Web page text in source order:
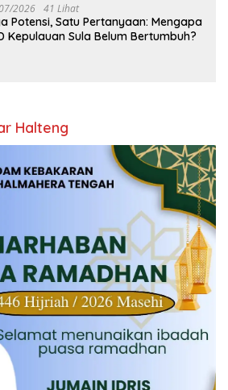
2026 41 Lihat
Potensi, Satu Pertanyaan: Mengapa
Kepulauan Sula Belum Bertumbuh?
Halteng